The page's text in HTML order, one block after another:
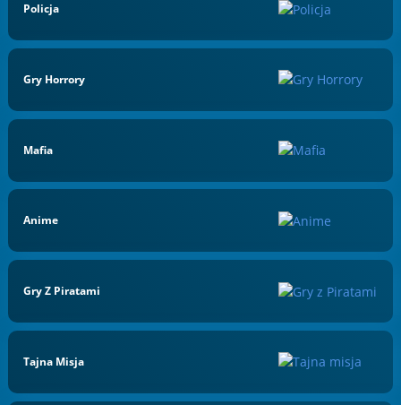
Policja
Gry Horrory
Mafia
Anime
Gry Z Piratami
Tajna Misja